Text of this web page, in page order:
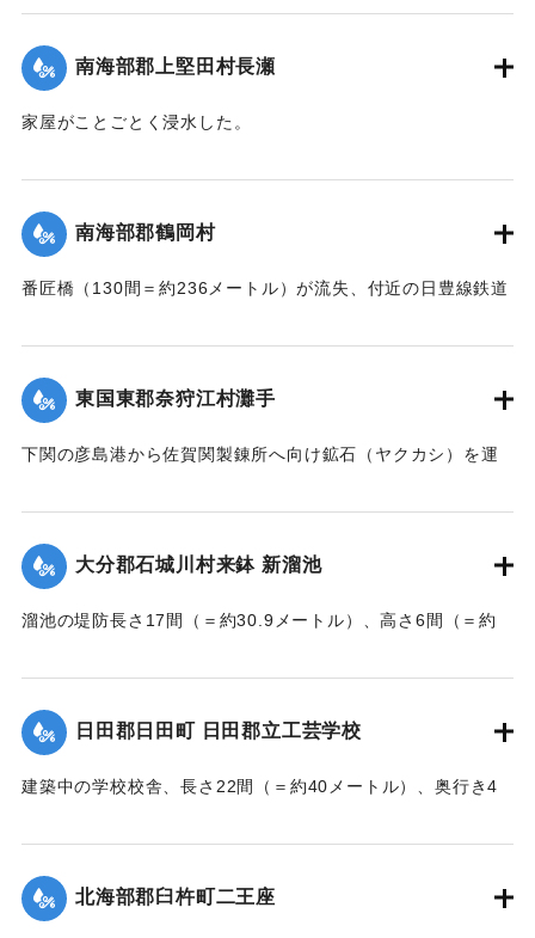
｜固有コード: 002680201
南海部郡上堅田村長瀬
家屋がことごとく浸水した。
｜固有コード:
南海部郡鶴岡村
番匠橋（130間＝約236メートル）が流失、付近の日豊線鉄道
｜固有コード: 002680194
東国東郡奈狩江村灘手
下関の彦島港から佐賀関製錬所へ向け鉱石（ヤクカシ）を運
江村の漁業組合の2人が発見し、消防組と協力、現場へ決死者
7人選抜し現場へ急行させ、辛うじて救助した。
【出典：大分新聞 大正7年7月16日7面（15日夕刊）】
大分郡石城川村来鉢 新溜池
溜池の堤防長さ17間（＝約30.9メートル）、高さ6間（＝約
額は2000円の見込み。
【出典：大分新聞 大正7年7月16日7面（15日夕刊）】
｜固有コード: 002680196
日田郡日田町 日田郡立工芸学校
建築中の学校校舎、長さ22間（＝約40メートル）、奥行き4
校舎は6分方しか竣成しておらず、損害は軽微だった。
【出典：大分新聞 大正7年7月16日7面（15日夕刊）】
北海部郡臼杵町二王座